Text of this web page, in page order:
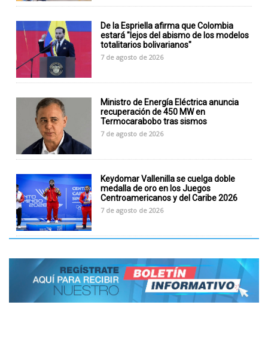
De la Espriella afirma que Colombia
estará "lejos del abismo de los modelos
totalitarios bolivarianos"
7 de agosto de 2026
Ministro de Energía Eléctrica anuncia
recuperación de 450 MW en
Termocarabobo tras sismos
7 de agosto de 2026
Keydomar Vallenilla se cuelga doble
medalla de oro en los Juegos
Centroamericanos y del Caribe 2026
7 de agosto de 2026